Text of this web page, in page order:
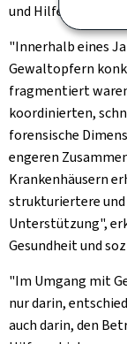
und Hilfe ist
"Innerhalb eines
Gewaltopfern
fragmentiert
koordinierten,
forensische
engeren
Krankenhäusern
strukturiertere
Unterstützung",
Gesundheit und
"Im Umgang mit
nur darin,
auch darin, den